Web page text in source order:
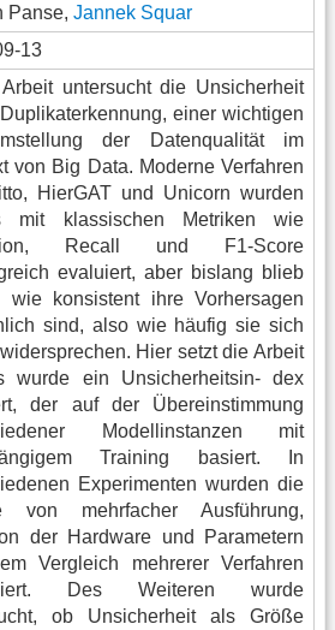
Panse, Jannek Squar
13
untersucht die Unsicherheit
einer wichtigen
der Datenqualität im
von Big Data. Moderne Verfahren
HierGAT und Unicorn wurden
mit klassischen Metriken wie
Recall und F1-Score
evaluiert, aber bislang blieb
wie konsistent ihre Vorhersagen
sind, also wie häufig sie sich
Hier setzt die Arbeit
wurde ein Unsicherheitsin- dex
der auf der Übereinstimmung
Modellinstanzen mit
Training basiert. In
Experimenten wurden die
von mehrfacher Ausführung,
der Hardware und Parametern
Vergleich mehrerer Verfahren
Des Weiteren wurde
ob Unsicherheit als Größe